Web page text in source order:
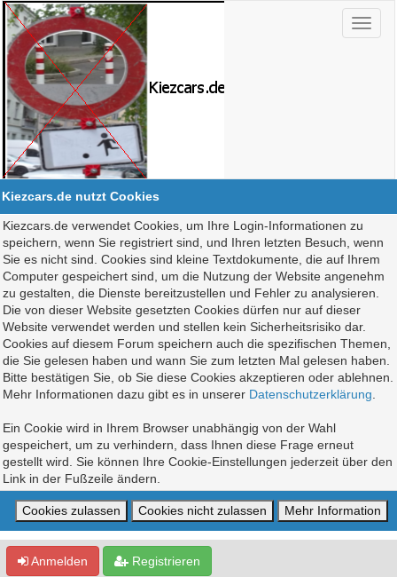
Kiezcars.de nutzt Cookies
Kiezcars.de verwendet Cookies, um Ihre Login-Informationen zu
speichern, wenn Sie registriert sind, und Ihren letzten Besuch, wenn
Sie es nicht sind. Cookies sind kleine Textdokumente, die auf Ihrem
Computer gespeichert sind, um die Nutzung der Website angenehm
zu gestalten, die Dienste bereitzustellen und Fehler zu analysieren.
Die von dieser Website gesetzten Cookies dürfen nur auf dieser
Website verwendet werden und stellen kein Sicherheitsrisiko dar.
Cookies auf diesem Forum speichern auch die spezifischen Themen,
die Sie gelesen haben und wann Sie zum letzten Mal gelesen haben.
Bitte bestätigen Sie, ob Sie diese Cookies akzeptieren oder ablehnen.
Mehr Informationen dazu gibt es in unserer Datenschutzerklärung
Ein Cookie wird in Ihrem Browser unabhängig von der Wahl
gespeichert, um zu verhindern, dass Ihnen diese Frage erneut
gestellt wird. Sie können Ihre Cookie-Einstellungen jederzeit über den
Link in der Fußzeile ändern.
Anmelden Registrieren